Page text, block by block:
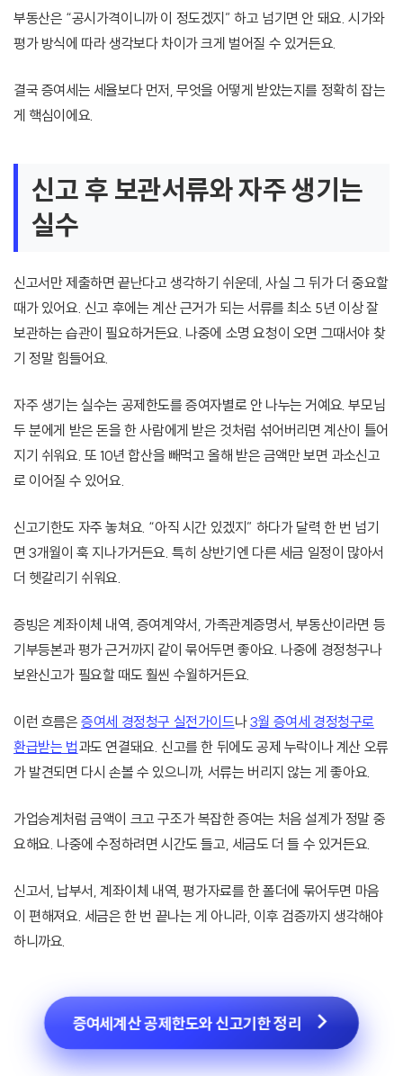
부동산은 “공시가격이니까 이 정도겠지” 하고 넘기면 안 돼요. 시가와
평가 방식에 따라 생각보다 차이가 크게 벌어질 수 있거든요.
결국 증여세는 세율보다 먼저, 무엇을 어떻게 받았는지를 정확히 잡는
게 핵심이에요.
신고 후 보관서류와 자주 생기는
실수
신고서만 제출하면 끝난다고 생각하기 쉬운데, 사실 그 뒤가 더 중요할
때가 있어요. 신고 후에는 계산 근거가 되는 서류를 최소 5년 이상 잘
보관하는 습관이 필요하거든요. 나중에 소명 요청이 오면 그때서야 찾
기 정말 힘들어요.
자주 생기는 실수는 공제한도를 증여자별로 안 나누는 거예요. 부모님
두 분에게 받은 돈을 한 사람에게 받은 것처럼 섞어버리면 계산이 틀어
지기 쉬워요. 또 10년 합산을 빼먹고 올해 받은 금액만 보면 과소신고
로 이어질 수 있어요.
신고기한도 자주 놓쳐요. “아직 시간 있겠지” 하다가 달력 한 번 넘기
면 3개월이 훅 지나가거든요. 특히 상반기엔 다른 세금 일정이 많아서
더 헷갈리기 쉬워요.
증빙은 계좌이체 내역, 증여계약서, 가족관계증명서, 부동산이라면 등
기부등본과 평가 근거까지 같이 묶어두면 좋아요. 나중에 경정청구나
보완신고가 필요할 때도 훨씬 수월하거든요.
이런 흐름은증여세 경정청구 실전가이드나3월 증여세 경정청구로
환급받는 법과도 연결돼요. 신고를 한 뒤에도 공제 누락이나 계산 오류
가 발견되면 다시 손볼 수 있으니까, 서류는 버리지 않는 게 좋아요.
가업승계처럼 금액이 크고 구조가 복잡한 증여는 처음 설계가 정말 중
요해요. 나중에 수정하려면 시간도 들고, 세금도 더 들 수 있거든요.
신고서, 납부서, 계좌이체 내역, 평가자료를 한 폴더에 묶어두면 마음
이 편해져요. 세금은 한 번 끝나는 게 아니라, 이후 검증까지 생각해야
하니까요.
증여세계산 공제한도와 신고기한 정리